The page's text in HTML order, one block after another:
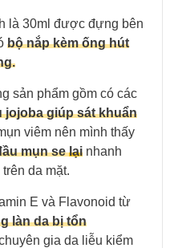
là 30ml được đựng bên
bộ nắp kèm ống hút
sản phẩm gồm có các
jojoba giúp sát khuẩn
viêm nên mình thấy
mụn selại nhanh
da mặt.
E và Flavonoid từ
làn da bị tổn
gia da liễu kiểm